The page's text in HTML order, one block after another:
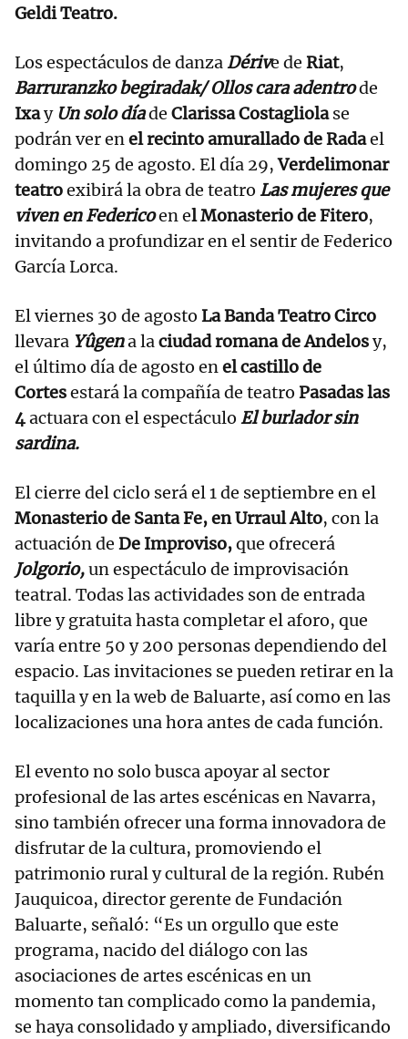
Geldi Teatro.
Los espectáculos de danzaDérive de Riat,
Barruranzko begiradak/ Ollos cara adentrode
IxayUn solo díade Clarissa Costagliolase
podrán ver enel recinto amurallado de Radael
domingo 25 de agosto. El día 29,Verdelimonar
teatroexibirá la obra de teatro Las mujeres que
viven en Federicoen el Monasterio de Fitero,
invitando a profundizar en el sentir de Federico
García Lorca.
El viernes 30 de agosto La Banda Teatro Circo
llevara Yûgena laciudad romana de Andelosy,
el último día de agosto enel castillo de
Cortesestará la compañía de teatro Pasadas las
4actuara con el espectáculo El burlador sin
sardina.
El cierre del ciclo será el 1 de septiembre en el
Monasterio de Santa Fe, en Urraul Alto, con la
actuación de De Improviso,que ofrecerá
Jolgorio,un espectáculo de improvisación
teatral. Todas las actividades son de entrada
libre y gratuita hasta completar el aforo, que
varía entre 50 y 200 personas dependiendo del
espacio. Las invitaciones se pueden retirar en la
taquilla y en la web de Baluarte, así como en las
localizaciones una hora antes de cada función.
El evento no solo busca apoyar al sector
profesional de las artes escénicas en Navarra,
sino también ofrecer una forma innovadora de
disfrutar de la cultura, promoviendo el
patrimonio rural y cultural de la región. Rubén
Jauquicoa, director gerente de Fundación
Baluarte, señaló: “Es un orgullo que este
programa, nacido del diálogo con las
asociaciones de artes escénicas en un
momento tan complicado como la pandemia,
se haya consolidado y ampliado, diversificando